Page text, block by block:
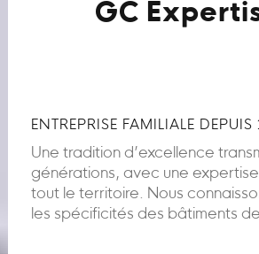
GC
ENTREPRISE FAMILIALE
Une tradition d’excellence
générations, avec une
tout le territoire. Nous
les spécificités des bâtiments